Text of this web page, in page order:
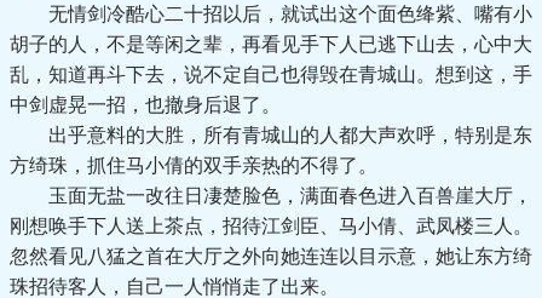
无情剑冷酷心二十招以后，就试出这个面色绛紫、嘴有小
胡子的人，不是等闲之辈，再看见手下人已逃下山去，心中大
乱，知道再斗下去，说不定自己也得毁在青城山。想到这，手
中剑虚晃一招，也撤身后退了。
出乎意料的大胜，所有青城山的人都大声欢呼，特别是东
方绮珠，抓住马小倩的双手亲热的不得了。
玉面无盐一改往日凄楚脸色，满面春色进入百兽崖大厅，
刚想唤手下人送上茶点，招待江剑臣、马小倩、武凤楼三人。
忽然看见八猛之首在大厅之外向她连连以目示意，她让东方绮
珠招待客人，自己一人悄悄走了出来。